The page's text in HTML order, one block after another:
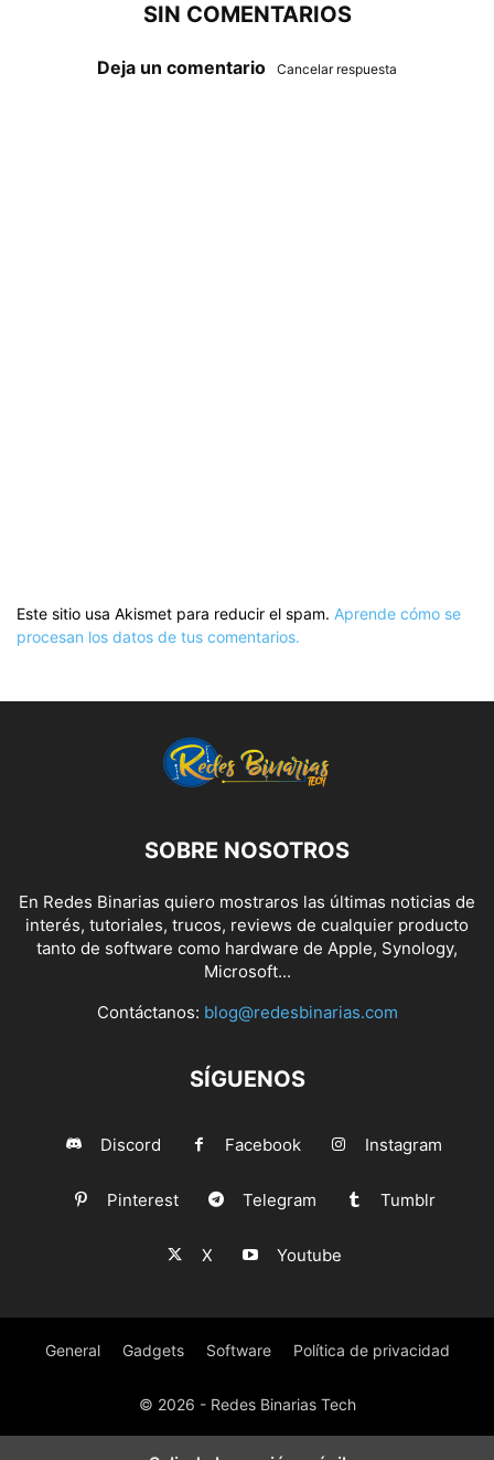
SIN COMENTARIOS
Deja un comentario Cancelar respuesta
Este sitio usa Akismet para reducir el spam. Aprende cómo se
procesan los datos de tus comentarios.
SOBRE NOSOTROS
En Redes Binarias quiero mostraros las últimas noticias de
interés, tutoriales, trucos, reviews de cualquier producto
tanto de software como hardware de Apple, Synology,
Microsoft...
Contáctanos: blog@redesbinarias.com
SÍGUENOS
Discord Facebook Instagram
Pinterest Telegram Tumblr
X Youtube
General Gadgets Software Política de privacidad
© 2026 - Redes Binarias Tech